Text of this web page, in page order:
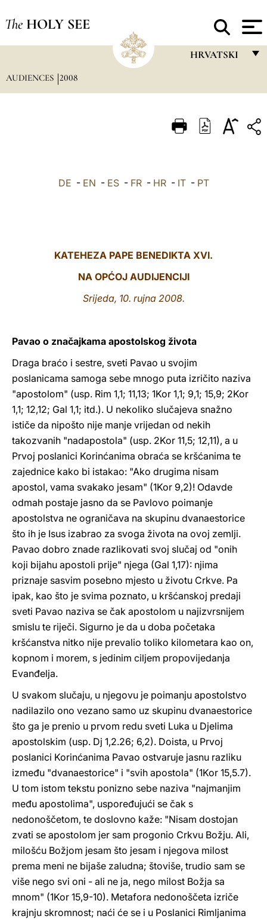
The HOLY SEE
HRVATSKI
ITALIANO
AUDIENCES 2008
DE - EN - ES- FR- HR- IT- PT
KATEHEZA PAPE BENEDIKTA XVI.
NA OPĆOJ AUDIJENCIJI
Srijeda, 10. rujna 2008.
Pavao o značajkama apostolskog života
Draga braćo i sestre, sveti Pavao u svojim
poslanicama samoga sebe mnogo puta izričito naziva
"apostolom" (usp. Rim 1,1; 11,13; 1Kor 1,1; 9,1; 15,9; 2Kor
1,1; 12,12; Gal 1,1; itd.). U nekoliko slučajeva snažno
ističe da nipošto nije manje vrijedan od nekih
takozvanih "nadapostola" (usp. 2Kor 11,5; 12,11), a u
Prvoj poslanici Korinćanima obraća se kršćanima te
zajednice kako bi istakao: "Ako drugima nisam
apostol, vama svakako jesam" (1Kor 9,2)! Odavde
odmah postaje jasno da se Pavlovo poimanje
apostolstva ne ograničava na skupinu dvanaestorice
što ih je Isus izabrao za svoga života na ovoj zemlji.
Pavao dobro znade razlikovati svoj slučaj od "onih
koji bijahu apostoli prije" njega (Gal 1,17): njima
priznaje sasvim posebno mjesto u životu Crkve. Pa
ipak, kao što je svima poznato, u kršćanskoj predaji
sveti Pavao naziva se čak apostolom u najizvrsnijem
smislu te riječi. Sigurno je da u doba početaka
kršćanstva nitko nije prevalio toliko kilometara kao on,
kopnom i morem, s jedinim ciljem propovijedanja
Evanđelja.
U svakom slučaju, u njegovu je poimanju apostolstvo
nadilazilo ono vezano samo uz skupinu dvanaestorice
što ga je prenio u prvom redu sveti Luka u Djelima
apostolskim (usp. Dj 1,2.26; 6,2). Doista, u Prvoj
poslanici Korinćanima Pavao ostvaruje jasnu razliku
između "dvanaestorice" i "svih apostola" (1Kor 15,5.7).
U tom istom tekstu ponizno sebe naziva "najmanjim
među apostolima", uspoređujući se čak s
nedonoščetom, te doslovno kaže: "Nisam dostojan
zvati se apostolom jer sam progonio Crkvu Božju. Ali,
milošću Božjom jesam što jesam i njegova milost
prema meni ne bijaše zaludna; štoviše, trudio sam se
više nego svi oni - ali ne ja, nego milost Božja sa
mnom" (1Kor 15,9-10). Metafora nedonoščeta izriče
krajnju skromnost; naći će se i u Poslanici Rimljanima